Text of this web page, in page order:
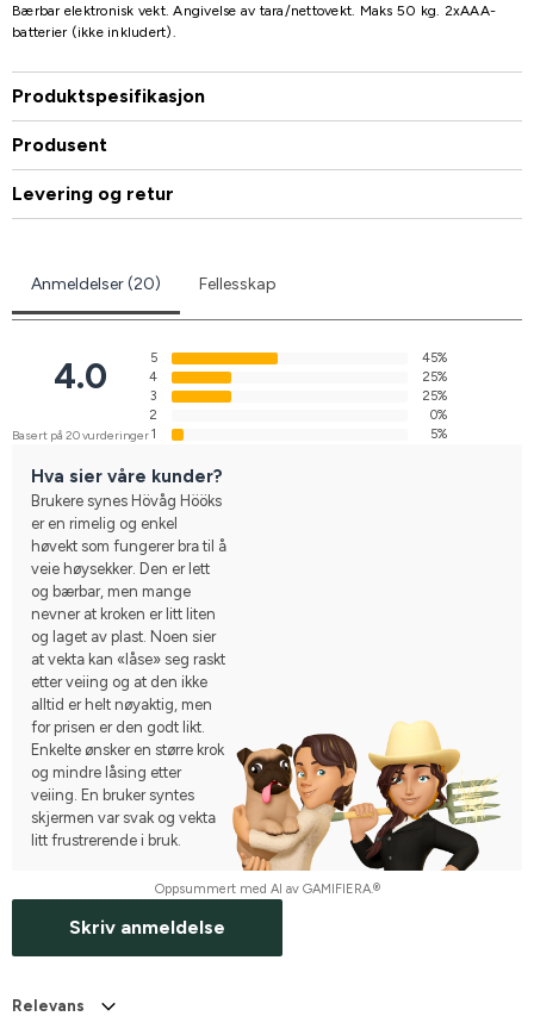
Bærbar elektronisk vekt. Angivelse av tara/nettovekt. Maks 50 kg. 2xAAA-
batterier (ikke inkludert).
Produktspesifikasjon
Produsent
Levering og retur
Anmeldelser (20) Fellesskap
4.0
Basert på 20 vurderinger
5
45%
4
25%
3
25%
2
0%
1
5%
Hva sier våre kunder?
Brukere synes Hövåg Hööks
er en rimelig og enkel
høvekt som fungerer bra til å
veie høysekker. Den er lett
og bærbar, men mange
nevner at kroken er litt liten
og laget av plast. Noen sier
at vekta kan «låse» seg raskt
etter veiing og at den ikke
alltid er helt nøyaktig, men
for prisen er den godt likt.
Enkelte ønsker en større krok
og mindre låsing etter
veiing. En bruker syntes
skjermen var svak og vekta
litt frustrerende i bruk.
Oppsummert med AI av GAMIFIERA.®
Skriv anmeldelse
Relevans